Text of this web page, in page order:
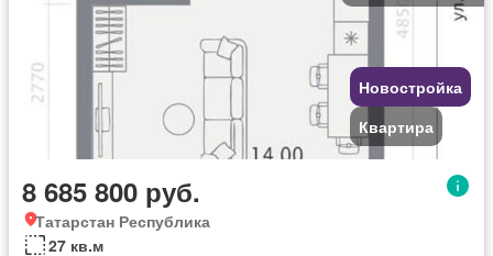
Новостройка
Квартира
8 685 800 руб.
Татарстан Республика
27 кв.м